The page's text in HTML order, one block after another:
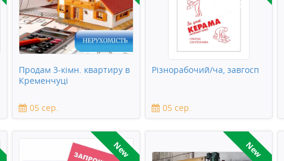
Продам 3-кімн. квартиру в
Кременчуці
05 сер.
Різнорабочий/ча, завгосп
05 сер.
New New